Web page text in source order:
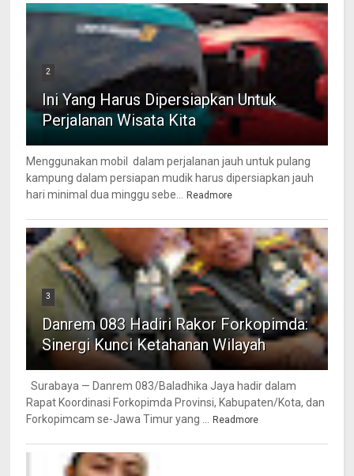
2
Ini Yang Harus Dipersiapkan Untuk
Perjalanan Wisata Kita
Menggunakan mobil dalam perjalanan jauh untuk pulang
kampung dalam persiapan mudik harus dipersiapkan jauh
hari minimal dua minggu sebe...
Readmore
3
Danrem 083 Hadiri Rakor Forkopimda:
Sinergi Kunci Ketahanan Wilayah
Surabaya — Danrem 083/Baladhika Jaya hadir dalam
Rapat Koordinasi Forkopimda Provinsi, Kabupaten/Kota, dan
Forkopimcam se-Jawa Timur yang ...
Readmore